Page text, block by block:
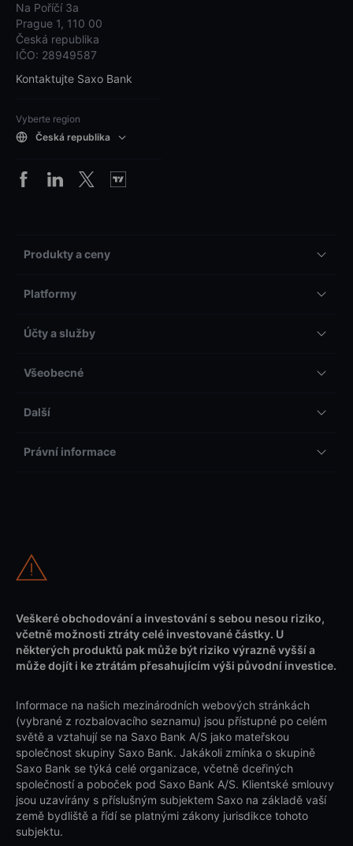
Na Poříčí 3a
Prague 1, 110 00
Česká republika
IČO: 28949587
Kontaktujte Saxo Bank
Vyberte region
Česká republika
Produkty a ceny
Platformy
Účty a služby
Všeobecné
Další
Právní informace
Veškeré obchodování a investování s sebou nesou riziko,
včetně možnosti ztráty celé investované částky. U
některých produktů pak může být riziko výrazně vyšší a
může dojít i ke ztrátám přesahujícím výši původní investice.
Informace na našich mezinárodních webových stránkách
(vybrané z rozbalovacího seznamu) jsou přístupné po celém
světě a vztahují se na Saxo Bank A/S jako mateřskou
společnost skupiny Saxo Bank. Jakákoli zmínka o skupině
Saxo Bank se týká celé organizace, včetně dceřiných
společností a poboček pod Saxo Bank A/S. Klientské smlouvy
jsou uzavírány s příslušným subjektem Saxo na základě vaší
země bydliště a řídí se platnými zákony jurisdikce tohoto
subjektu.